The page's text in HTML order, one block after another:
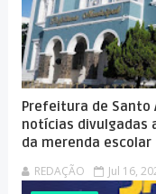
Prefeitura de Santo
notícias divulgadas
da merenda escolar
REDAÇÃO Jul 16,